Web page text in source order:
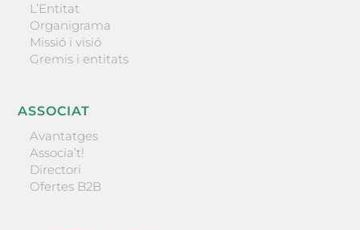
L’Entitat
Organigrama
Missió i visió
Gremis i entitats
ASSOCIAT
Avantatges
Associa’t!
Directori
Ofertes B2B